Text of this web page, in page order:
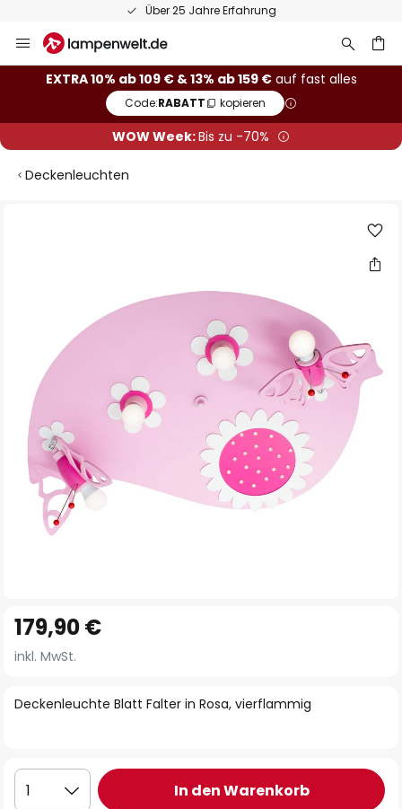
Über 25 Jahre Erfahrung
Inhalt
springen
EXTRA 10% ab 109 € & 13% ab 159 €auf fast alles
Code:RABATT kopieren
WOW Week:Bis zu -70%
Deckenleuchten
Anfang
der
springen
Deckenleuchte Blatt Falter in Rosa, vierflammig
179,90 €
inkl. MwSt.
1 In den Warenkorb